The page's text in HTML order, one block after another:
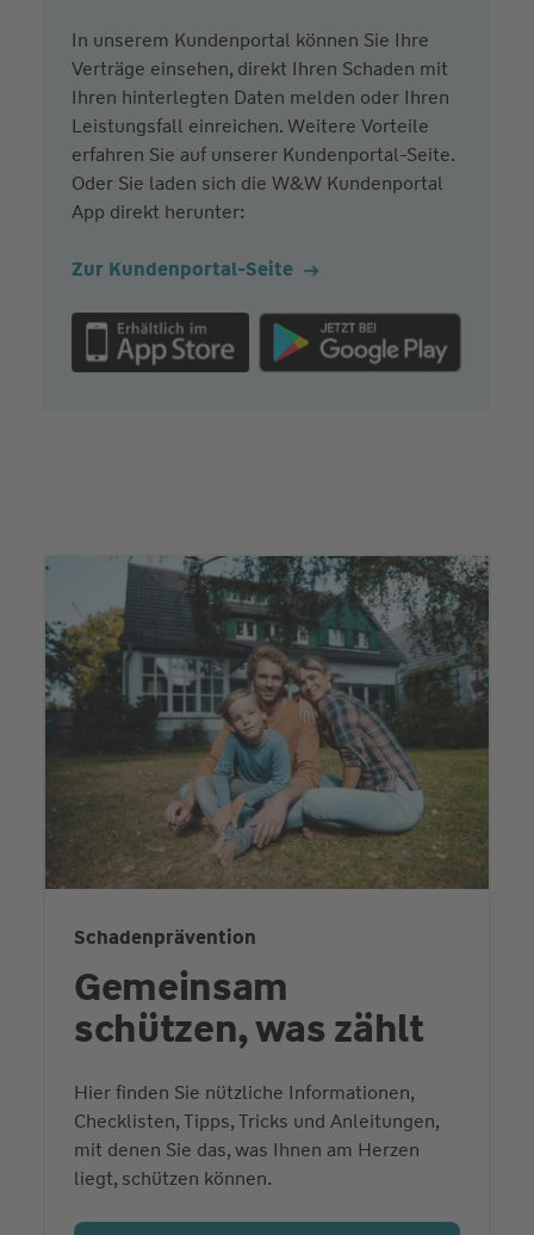
In unserem Kundenportal können Sie Ihre
Verträge einsehen, direkt Ihren Schaden mit
Ihren hinterlegten Daten melden oder Ihren
Leistungsfall einreichen. Weitere Vorteile
erfahren Sie auf unserer Kundenportal-Seite.
Oder Sie laden sich die W&W Kundenportal
App direkt herunter:
Zur Kundenportal-Seite
Schadenprävention
Gemeinsam
schützen, was zählt
Hier finden Sie nützliche Informationen,
Checklisten, Tipps, Tricks und Anleitungen,
mit denen Sie das, was Ihnen am Herzen
liegt, schützen können.